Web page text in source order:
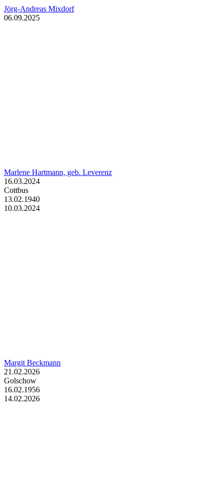
Jörg-Andreas Mixdorf
06.09.2025
Marlene Hartmann, geb. Leverenz
16.03.2024
Cottbus
13.02.1940
10.03.2024
Margit Beckmann
21.02.2026
Golschow
16.02.1956
14.02.2026